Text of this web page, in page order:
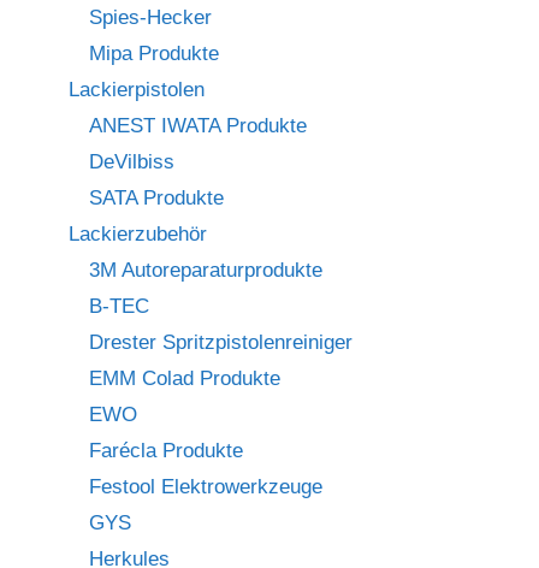
Spies-Hecker
Mipa Produkte
Lackierpistolen
ANEST IWATA Produkte
DeVilbiss
SATA Produkte
Lackierzubehör
3M Autoreparaturprodukte
B-TEC
Drester Spritzpistolenreiniger
EMM Colad Produkte
EWO
Farécla Produkte
Festool Elektrowerkzeuge
GYS
Herkules